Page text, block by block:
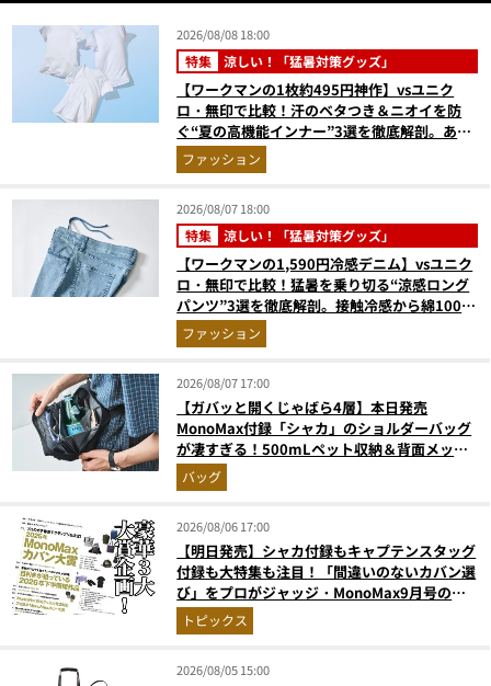
2026/08/08 18:00
特集 涼しい！「猛暑対策グッズ」
【ワークマンの1枚約495円神作】vsユニク
ロ・無印で比較！汗のベタつき＆ニオイを防
ぐ“夏の高機能インナー”3選を徹底解剖。あな
たに最適な1着は？
ファッション
2026/08/07 18:00
特集 涼しい！「猛暑対策グッズ」
【ワークマンの1,590円冷感デニム】vsユニク
ロ・無印で比較！猛暑を乗り切る“涼感ロング
パンツ”3選を徹底解剖。接触冷感から綿100%
まで決定版
ファッション
2026/08/07 17:00
【ガバッと開くじゃばら4層】本日発売
MonoMax付録「シャカ」のショルダーバッグ
が凄すぎる！500mLペット収納＆背面メッシ
ュでベタつかない
バッグ
2026/08/06 17:00
【明日発売】シャカ付録もキャプテンスタッグ
付録も大特集も注目！「間違いのないカバン選
び」をプロがジャッジ・MonoMax9月号の目
次を公開
トピックス
2026/08/05 15:00